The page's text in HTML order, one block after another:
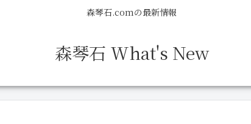
森琴石.comの最新情報
森琴石 What's New